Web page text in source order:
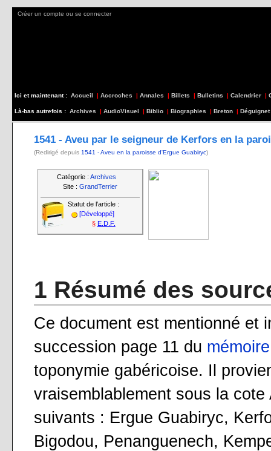
Créer un compte ou se connecter
Ici et maintenant : Accueil | Accroches | Annales | Billets | Bulletins | Calendrier |
Là-bas autrefois : Archives | AudioVisuel | Biblio | Biographies | Breton | Déguignet
1541 - Aveu par le seigneur de Kerfors en la
(Redirigé depuis 1541 - Aveu en la paroisse d'Ergue Guabiryc)
Catégorie : Archives
Site : GrandTerrier
Statut de l'article :
[Développé]
§ E.D.F.
1 Résumé des
Ce document est mentionné et
succession page 11 du
toponymie gabéricoise. Il
vraisemblablement sous la
suivants : Ergue Guabiryc,
Bigodou, Penanguenech,